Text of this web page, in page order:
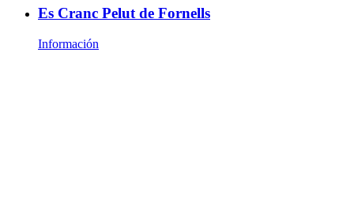
Es Cranc Pelut de Fornells
Información